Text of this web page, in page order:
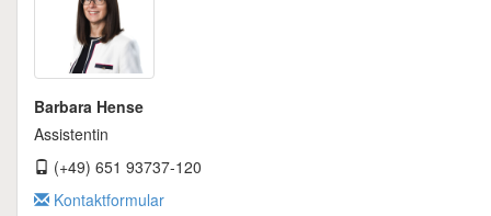
Barbara Hense
Assistentin
(+49) 651 93737-120
Kontaktformular